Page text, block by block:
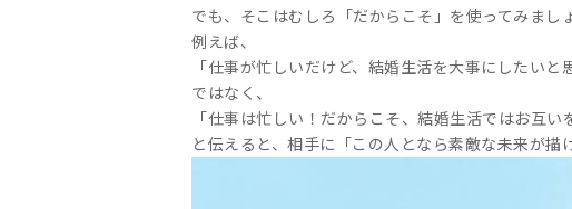
でも、そこはむしろ「だからこそ」を使ってみまし
例えば、
「仕事が忙しいだけど、結婚生活を大事にしたいと
ではなく、
「仕事は忙しい！だからこそ、結婚生活ではお互
と伝えると、相手に「この人となら素敵な未来が描